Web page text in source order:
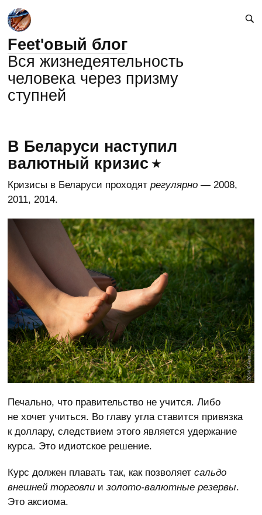
Feet'овый блог
Вся жизнедеятельность
человека через призму
ступней
В Беларуси наступил
валютный кризис
Кризисы в Беларуси проходятрегулярно — 2008,
2011, 2014.
Печально, что правительство не учится. Либо
не хочет учиться. Во главу угла ставится привязка
к доллару, следствием этого является удержание
курса. Это идиотское решение.
Курс должен плавать так, как позволяетсальдо
внешней торговли изолото-валютные резервы.
Это аксиома.